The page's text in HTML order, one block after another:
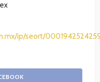
ip/seort/